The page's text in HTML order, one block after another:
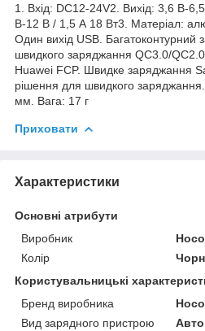
1. Вхід: DC12-24V2. Вихід: 3,6 В-
В-12 В / 1,5 А 18 Вт3. Матеріал:
Один вихід USB. Багатоконтурний
швидкого заряджання QC3.0/
Huawei FCP. Швидке заряджання
рішення для швидкого
мм. Вага: 17 г
Приховати
Характеристики
Основні атрибути
Виробник
Hoco
Колір
Користувальницькі
Бренд виробника
Hoco
Вид зарядного пристрою